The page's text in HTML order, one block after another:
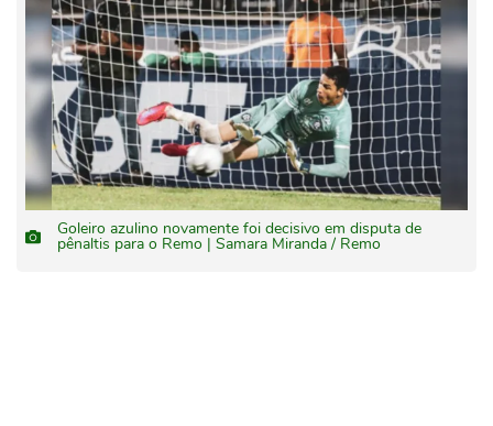
Goleiro azulino novamente foi decisivo em disputa de
pênaltis para o Remo | Samara Miranda / Remo